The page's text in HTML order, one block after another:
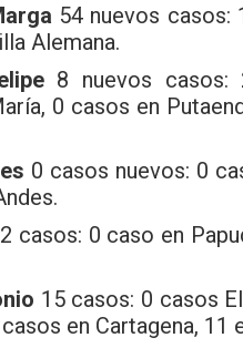
54 nuevos casos:
Alemana.
8 nuevos casos:
0 casos en
0 casos nuevos: 0
2 casos: 0 caso en
15 casos: 0 casos
en Cartagena, 11